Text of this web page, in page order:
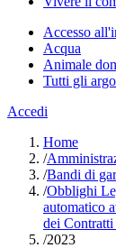
Accesso
Acqua
Animale
Tutti gli
Accedi
Home
/
/Bandi di
/Obblighi
automatico
dei
/2023